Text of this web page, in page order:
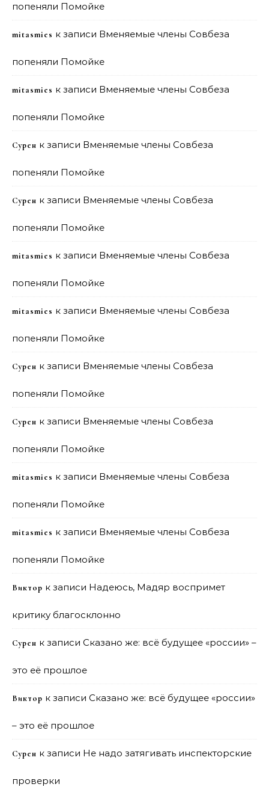
попеняли Помойке
mitasmies к записи Вменяемые члены Совбеза
попеняли Помойке
mitasmies к записи Вменяемые члены Совбеза
попеняли Помойке
Сурен к записи Вменяемые члены Совбеза
попеняли Помойке
Сурен к записи Вменяемые члены Совбеза
попеняли Помойке
mitasmies к записи Вменяемые члены Совбеза
попеняли Помойке
mitasmies к записи Вменяемые члены Совбеза
попеняли Помойке
Сурен к записи Вменяемые члены Совбеза
попеняли Помойке
Сурен к записи Вменяемые члены Совбеза
попеняли Помойке
mitasmies к записи Вменяемые члены Совбеза
попеняли Помойке
mitasmies к записи Вменяемые члены Совбеза
попеняли Помойке
Виктор к записи Надеюсь, Мадяр воспримет
критику благосклонно
Сурен к записи Сказано же: всё будущее «россии» –
это её прошлое
Виктор к записи Сказано же: всё будущее «россии»
– это её прошлое
Сурен к записи Не надо затягивать инспекторские
проверки